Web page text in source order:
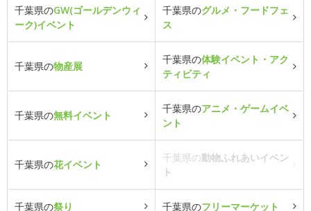
千葉県のGW(ゴールデンウィ
ーク)イベント
千葉県のグルメ・フードフェ
ス
千葉県の物産展
千葉県の体験イベント・アク
ティビティ
千葉県の無料イベント
千葉県のアニメ・ゲームイベ
ント
千葉県の花イベント
千葉県の動物ふれあいイベン
ト
千葉県の祭り 千葉県のフリーマーケット